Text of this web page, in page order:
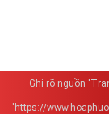
Ghi rõ nguồn
'https://